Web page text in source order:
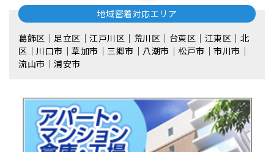
地域密着対応エリア
葛飾区｜足立区｜江戸川区｜荒川区｜台東区｜江東区｜北
区｜川口市｜草加市｜三郷市｜八潮市｜松⼾市｜市川市｜
流⼭市｜浦安市